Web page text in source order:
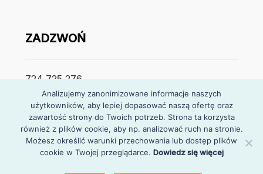
ZADZWOŃ
724 725 276
poniedzialek – piątek
7:30 – 15:30
Analizujemy zanonimizowane informacje naszych
użytkowników, aby lepiej dopasować naszą ofertę oraz
zawartość strony do Twoich potrzeb. Strona ta korzysta
również z plików cookie, aby np. analizować ruch na stronie.
Możesz określić warunki przechowania lub dostęp plików
cookie w Twojej przeglądarce. Dowiedz się więcej